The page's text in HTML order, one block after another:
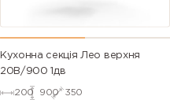
Кухонна секція Лео верхня
20В/900 1дв
200 900 350